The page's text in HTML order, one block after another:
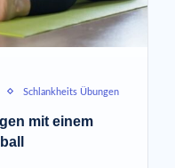
Schlankheits Übungen
mit einem